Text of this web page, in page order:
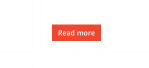
Read more